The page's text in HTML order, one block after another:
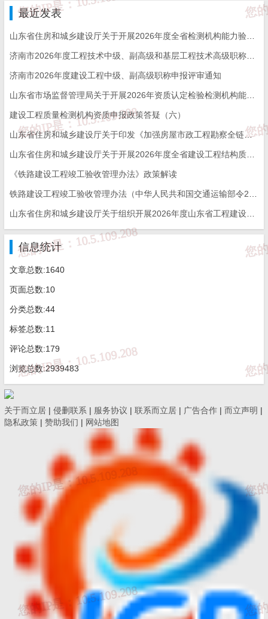
最近发表
济南市2026年度建设工程中级、副高级职称申报评审通知
建设工程质量检测机构资质申报政策答疑（六）
山东省住房和城乡建设厅关于印发《加强房屋市政工程勘察全链条管理实施方案》的通知
《铁路建设工程竣工验收管理办法》政策解读
信息统计
文章总数:1640
页面总数:10
分类总数:44
标签总数:11
评论总数:179
浏览总数:2939483
关于而立居 | 侵删联系 | 服务协议 | 联系而立居 | 广告合作 | 而立声明 |
隐私政策 | 赞助我们 | 网站地图